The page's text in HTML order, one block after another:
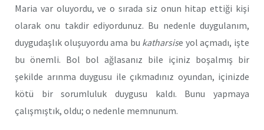
Maria var oluyordu, ve o sırada siz onun hitap ettiği kişi
olarak onu takdir ediyordunuz. Bu nedenle duygulanım,
duygudaşlık oluşuyordu ama bu katharsise yol açmadı, işte
bu önemli. Bol bol ağlasanız bile içiniz boşalmış bir
şekilde arınma duygusu ile çıkmadınız oyundan, içinizde
kötü bir sorumluluk duygusu kaldı. Bunu yapmaya
çalışmıştık, oldu; o nedenle memnunum.